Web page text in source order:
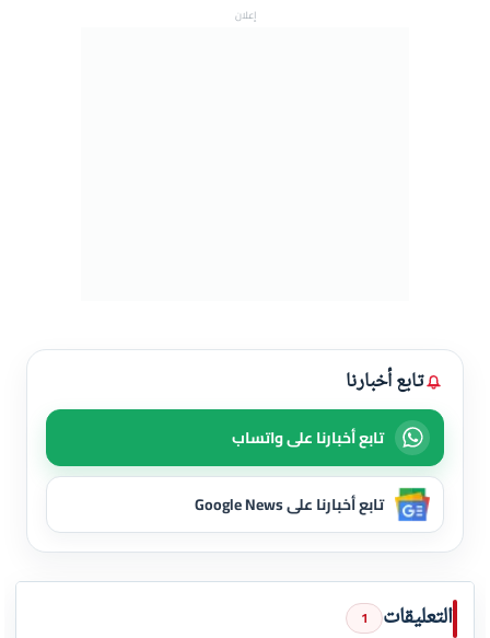
إعلان
تابع أخبارنا
تابع أخبارنا على واتساب
تابع أخبارنا على Google News
التعليقات 1